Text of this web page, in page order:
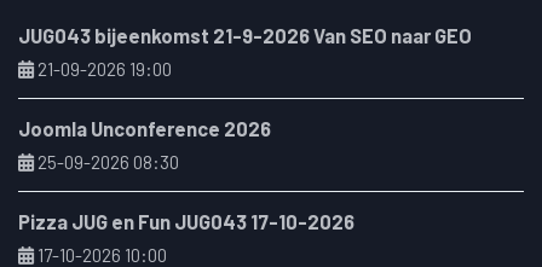
JUG043 bijeenkomst 21-9-2026 Van SEO naar GEO
21-09-2026 19:00
Joomla Unconference 2026
25-09-2026 08:30
Pizza JUG en Fun JUG043 17-10-2026
17-10-2026 10:00